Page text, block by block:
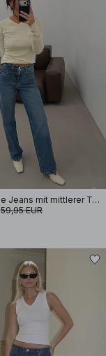
Way gerade Jeans mit mittlerer Taille
59,95 EUR